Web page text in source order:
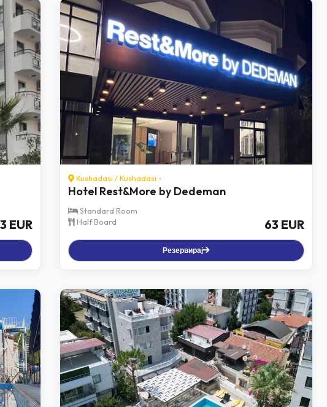
EUR
Kushadasi /Kushadasi -
Hotel Rest&More by Dedeman
Standard Room
Half Board
63 EUR
Резервирај